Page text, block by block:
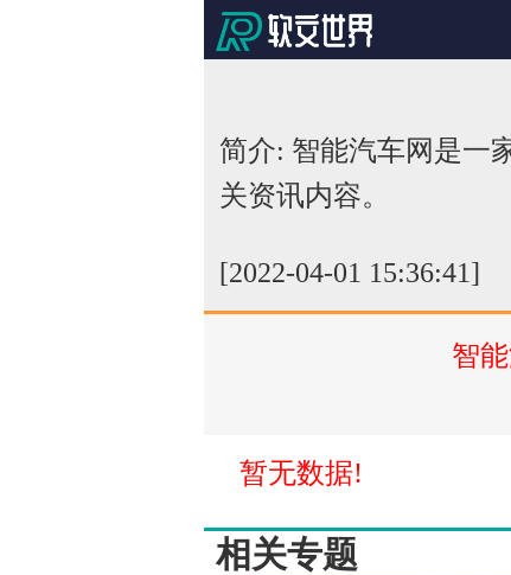
简介: 智能汽车网是一
关资讯内容。
[2022-04-01 15:36:41]
智
暂无数据!
相关专题